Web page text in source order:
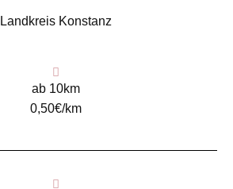
Landkreis Konstanz
ab 10km
0,50€/km